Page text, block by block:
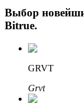
Выбор
Bitrue.
GRVT
Grvt